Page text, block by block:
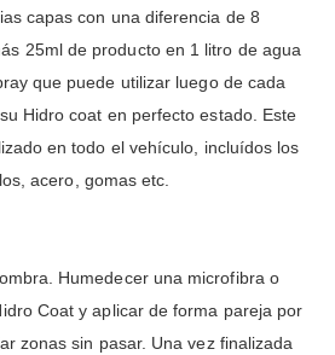
capas con una diferencia de 8
25ml de producto en 1 litro de agua
que puede utilizar luego de cada
Hidro coat en perfecto estado. Este
en todo el vehículo, incluídos los
acero, gomas etc.
Humedecer una microfibra o
Coat y aplicar de forma pareja por
zonas sin pasar. Una vez finalizada